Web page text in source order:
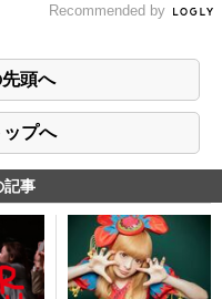
Recommended by
頭へ
プへ
記事